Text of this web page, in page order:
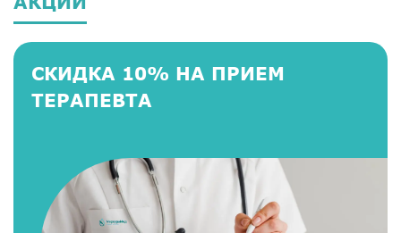
СКИДКА 10% НА ПРИЕМ
ТЕРАПЕВТА